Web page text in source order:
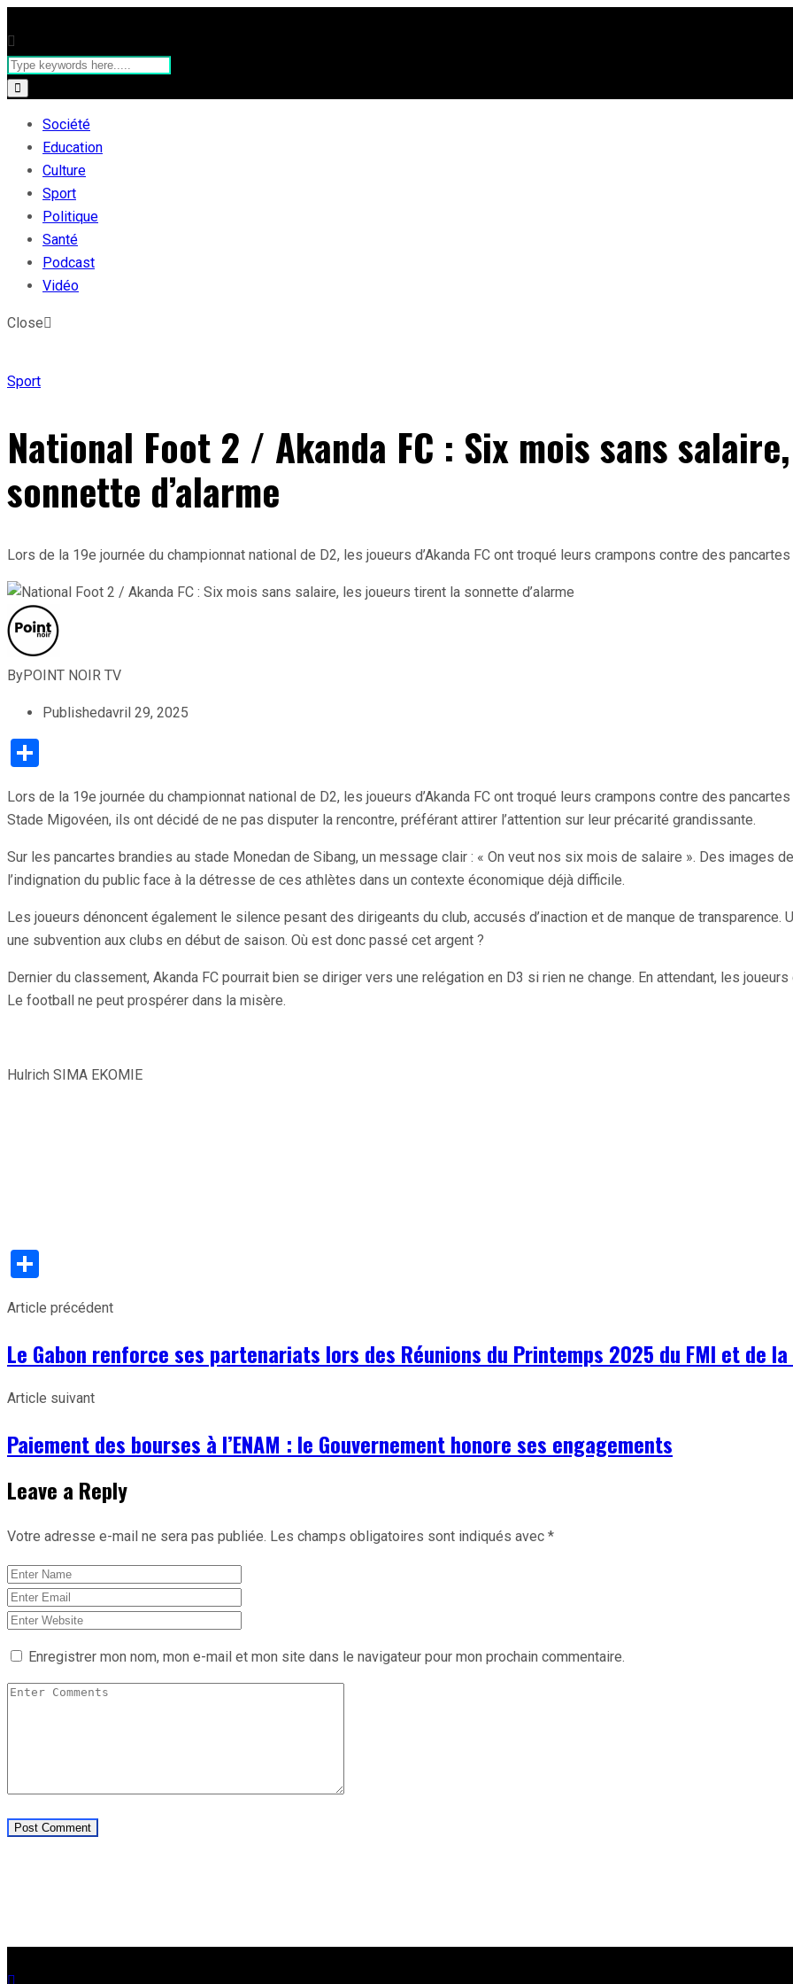
Société
Education
Culture
Sport
Politique
Santé
Podcast
Vidéo
Close
Sport
National Foot 2 / Akanda FC : Six mois sans
sonnette d’alarme
Lors de la 19e journée du championnat national de D2, les joueurs d’Akanda FC ont troqué leurs crampons contre des
ByPOINT NOIR TV
Publishedavril 29, 2025
Lors de la 19e journée du championnat national de D2, les joueurs d’Akanda FC ont troqué leurs crampons contre des
Stade Migovéen, ils ont décidé de ne pas disputer la rencontre, préférant attirer l’attention sur leur précarité grandissante.
Sur les pancartes brandies au stade Monedan de Sibang, un message clair : « On veut nos six mois de salaire ». Des images
l’indignation du public face à la détresse de ces athlètes dans un contexte économique déjà difficile.
Les joueurs dénoncent également le silence pesant des dirigeants du club, accusés d’inaction et de manque de transparence.
une subvention aux clubs en début de saison. Où est donc passé cet argent ?
Dernier du classement, Akanda FC pourrait bien se diriger vers une relégation en D3 si rien ne change. En attendant, les
Le football ne peut prospérer dans la misère.
Hulrich SIMA EKOMIE
Article précédent
Le Gabon renforce ses partenariats lors des Réunions du Printemps 2025 du FMI et de
Article suivant
Paiement des bourses à l’ENAM : le Gouvernement honore ses engagements
Leave a Reply
Votre adresse e-mail ne sera pas publiée. Les champs obligatoires sont indiqués avec *
Enregistrer mon nom, mon e-mail et mon site dans le navigateur pour mon prochain commentaire.